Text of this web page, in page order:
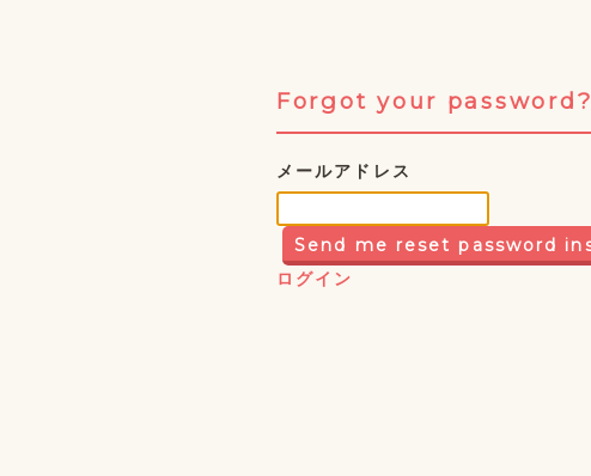
Forgot your password?
メールアドレス
ログイン